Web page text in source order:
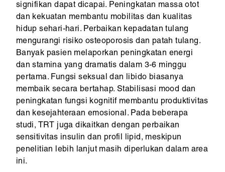
signifikan dapat dicapai. Peningkatan massa otot
dan kekuatan membantu mobilitas dan kualitas
hidup sehari-hari. Perbaikan kepadatan tulang
mengurangi risiko osteoporosis dan patah tulang.
Banyak pasien melaporkan peningkatan energi
dan stamina yang dramatis dalam 3-6 minggu
pertama. Fungsi seksual dan libido biasanya
membaik secara bertahap. Stabilisasi mood dan
peningkatan fungsi kognitif membantu produktivitas
dan kesejahteraan emosional. Pada beberapa
studi, TRT juga dikaitkan dengan perbaikan
sensitivitas insulin dan profil lipid, meskipun
penelitian lebih lanjut masih diperlukan dalam area
ini.